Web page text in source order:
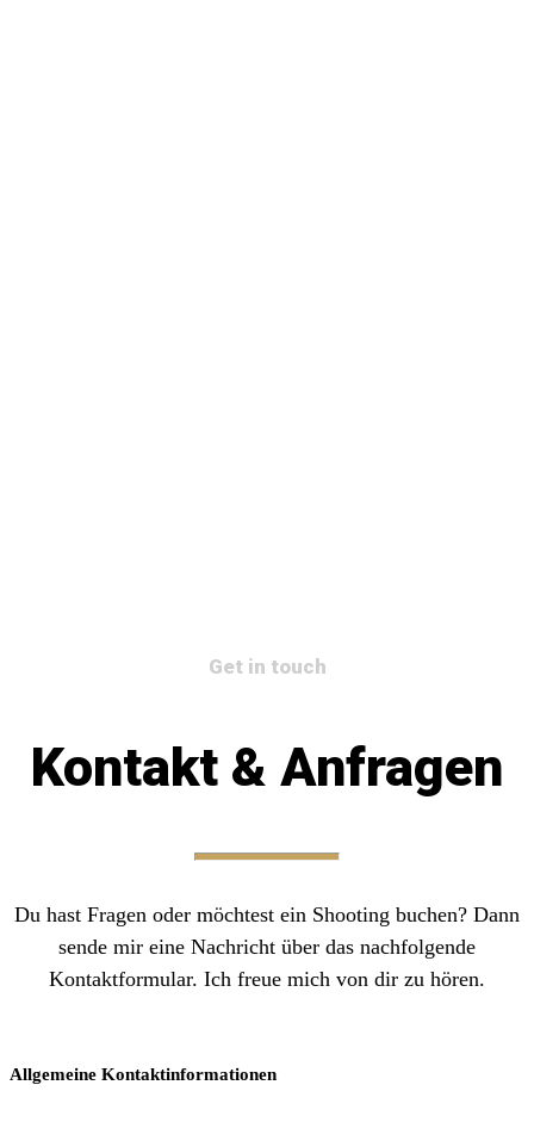
Get in touch
Kontakt & Anfragen
Du hast Fragen oder möchtest ein Shooting buchen? Dann
sende mir eine Nachricht über das nachfolgende
Kontaktformular. Ich freue mich von dir zu hören.
Allgemeine Kontaktinformationen